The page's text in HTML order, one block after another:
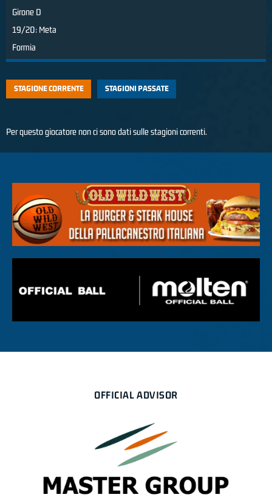
Girone D
19/20: Meta
Formia
STAGIONE CORRENTE STAGIONI PASSATE
Per questo giocatore non ci sono dati sulle stagioni correnti.
OFFICIAL ADVISOR